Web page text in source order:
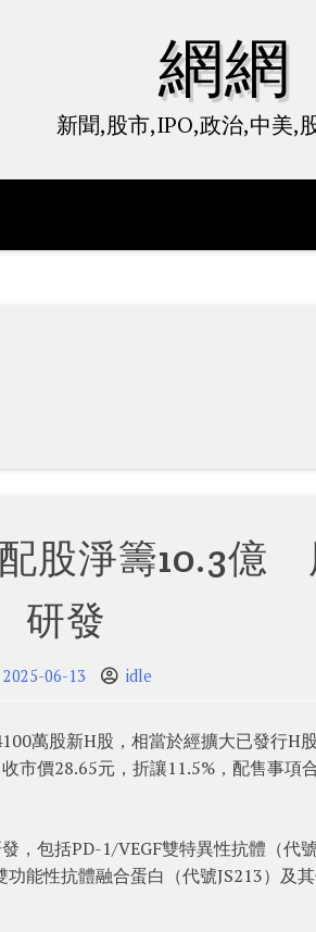
網網
新聞,股市,IPO,政治,中美,
股淨籌10.3億
研發
2025-06-13 idle
萬股新H股，相當於經擴大已發行H
市價28.65元，折讓11.5%，配售事項
，包括PD-1/VEGF雙特異性抗體（代
能性抗體融合蛋白（代號JS213）及